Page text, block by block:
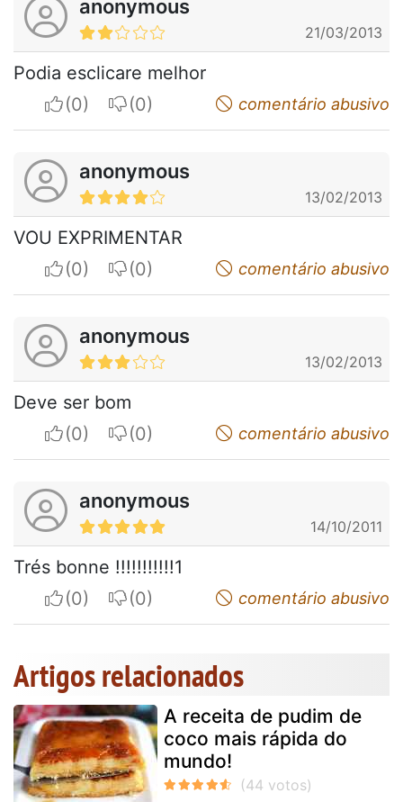
anonymous
21/03/2013
Podia esclicare melhor
I apreciateI do not appreciatecomentário abusivo
anonymous
13/02/2013
VOU EXPRIMENTAR
I apreciateI do not appreciatecomentário abusivo
anonymous
13/02/2013
Deve ser bom
I apreciateI do not appreciatecomentário abusivo
anonymous
14/10/2011
Trés bonne !!!!!!!!!!!1
I apreciateI do not appreciatecomentário abusivo
Artigos relacionados
A receita de pudim de
coco mais rápida do
mundo!